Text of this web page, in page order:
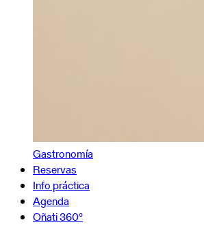
Gastronomía
Reservas
Info práctica
Agenda
Oñati 360º